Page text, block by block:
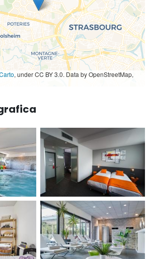
, under CC BY 3.0. Data by OpenStreetMap,